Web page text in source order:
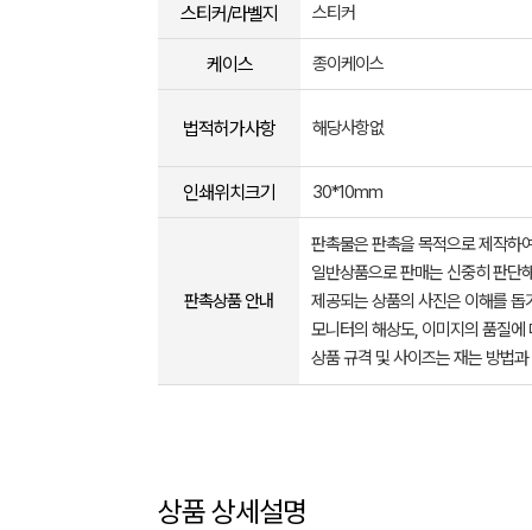
스티커/라벨지 스티커
케이스 종이케이스
법적허가사항 해당사항없
인쇄위치크기 30*10mm
판촉상품 안내
판촉물은 판촉을 목적으로 제작하
일반상품으로 판매는 신중히 판단
제공되는 상품의 사진은 이해를
모니터의 해상도, 이미지의 품질
상품 규격 및 사이즈는 재는 방법
상품 상세설명